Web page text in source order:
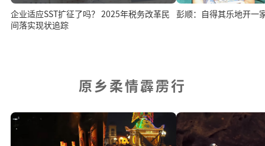
企业适应SST扩征了吗？ 2025年税务改革民
间落实现状追踪
彭顺：自得其乐地开一
原乡柔情霹雳行